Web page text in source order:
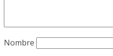
Nombre